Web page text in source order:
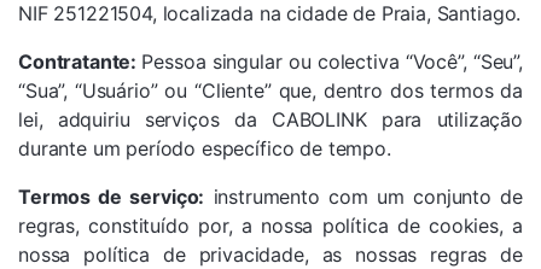
NIF 251221504, localizada na cidade de Praia, Santiago.
Contratante: Pessoa singular ou colectiva “Você”, “Seu”,
“Sua”, “Usuário” ou “Cliente” que, dentro dos termos da
lei, adquiriu serviços da CABOLINK para utilização
durante um período específico de tempo.
Termos de serviço: instrumento com um conjunto de
regras, constituído por, a nossa política de cookies, a
nossa política de privacidade, as nossas regras de